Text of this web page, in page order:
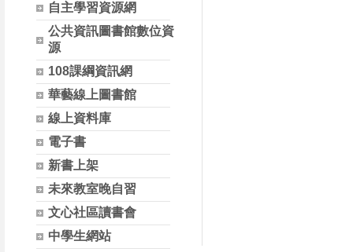
自主學習資源網
公共資訊圖書館數位資
源
108課綱資訊網
華藝線上圖書館
線上資料庫
電子書
新書上架
未來教室晚自習
文心社區讀書會
中學生網站